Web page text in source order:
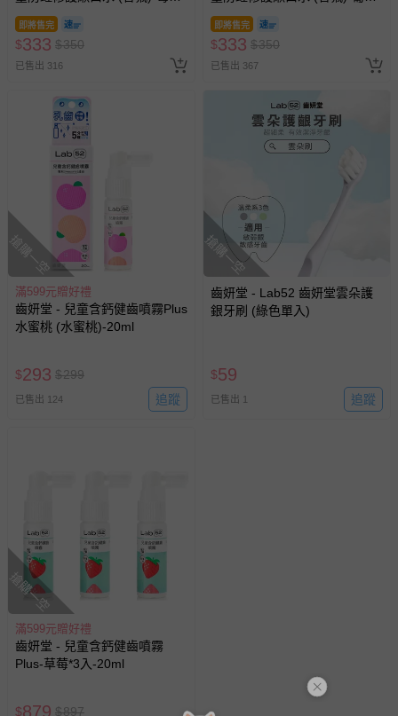
果-300g
即將售完
$333 $350
已售出 316
萄-300g
即將售完
$333 $350
已售出 367
搶購一空
滿599元贈好禮
齒妍堂 - 兒童含鈣健齒噴霧Plus
水蜜桃 (水蜜桃)-20ml
$293 $299
已售出 124 追蹤
搶購一空
齒妍堂 - Lab52 齒妍堂雲朵護
銀牙刷 (綠色單入)
$59
已售出 1 追蹤
搶購一空
滿599元贈好禮
齒妍堂 - 兒童含鈣健齒噴霧
Plus-草莓*3入-20ml
$879 $897